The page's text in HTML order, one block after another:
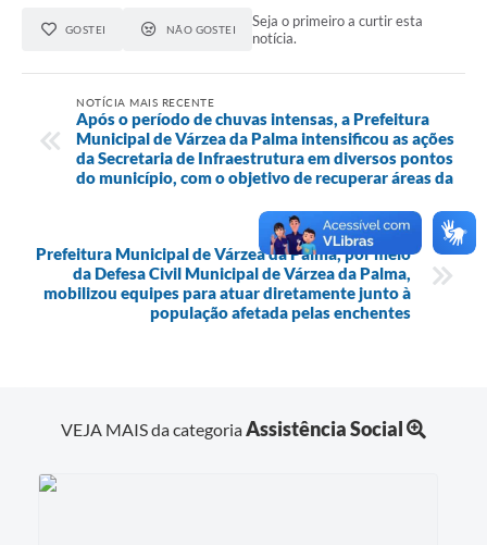
GOSTEI NÃO GOSTEI
Seja o primeiro a curtir esta
notícia.
NOTÍCIA MAIS RECENTE
Após o período de chuvas intensas, a Prefeitura
Municipal de Várzea da Palma intensificou as ações
da Secretaria de Infraestrutura em diversos pontos
do município, com o objetivo de recuperar áreas da
NOTÍCIA MENOS RECENTE
Prefeitura Municipal de Várzea da Palma, por meio
da Defesa Civil Municipal de Várzea da Palma,
mobilizou equipes para atuar diretamente junto à
população afetada pelas enchentes
VEJA MAIS da categoriaAssistência Social